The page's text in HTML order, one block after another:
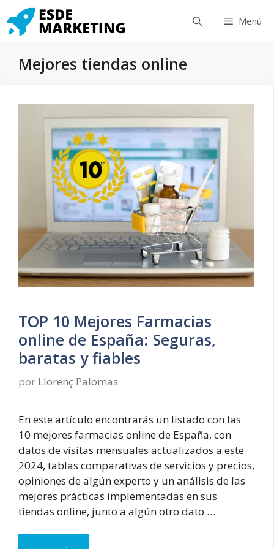
Saltar
al
contenido
Menú
Mejores tiendas online
TOP 10 Mejores Farmacias
online de España: Seguras,
baratas y fiables
por Llorenç Palomas
En este artículo encontrarás un listado con las
10 mejores farmacias online de España, con
datos de visitas mensuales actualizados a este
2024, tablas comparativas de servicios y precios,
opiniones de algún experto y un análisis de las
mejores prácticas implementadas en sus
tiendas online, junto a algún otro dato …